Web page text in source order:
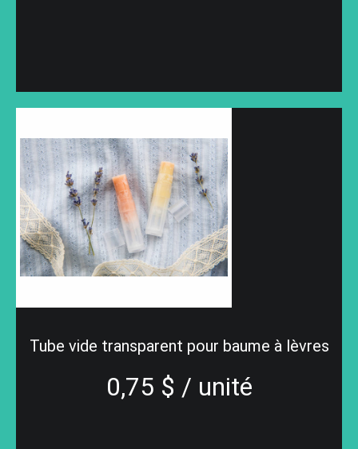
Tube vide transparent pour baume à lèvres
0,75 $ / unité